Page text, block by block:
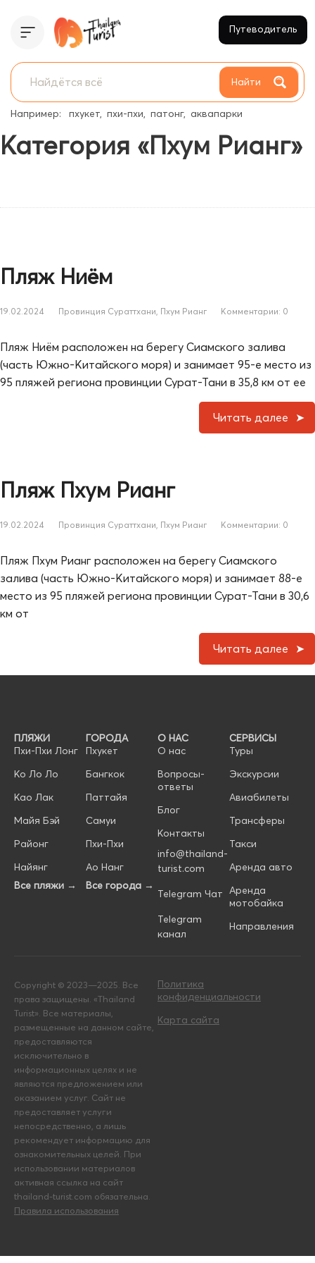
Найти
Например: пхукет пхи-пхи патонг аквапарки
Путеводитель
Категория «Пхум Рианг»
Пляж Ниём
19.02.2024 Провинция Сураттхани, Пхум Рианг Комментарии: 0
Пляж Ниём расположен на берегу Сиамского залива
(часть Южно-Китайского моря) и занимает 95-е место из
95 пляжей региона провинции Сурат-Тани в 35,8 км от ее
Читать далее
Пляж Пхум Рианг
19.02.2024 Провинция Сураттхани, Пхум Рианг Комментарии: 0
Пляж Пхум Рианг расположен на берегу Сиамского
залива (часть Южно-Китайского моря) и занимает 88-е
место из 95 пляжей региона провинции Сурат-Тани в 30,6
км от
Читать далее
ПЛЯЖИ
Пхи-Пхи Лонг
Ко Ло Ло
Као Лак
Майя Бэй
Районг
Найянг
Все пляжи →
ГОРОДА
Пхукет
Бангкок
Паттайя
Самуи
Пхи-Пхи
Ао Нанг
Все города →
О НАС
О нас
Вопросы-
ответы
Блог
Контакты
info@thailand-
turist.com
Telegram Чат
Telegram
канал
СЕРВИСЫ
Туры
Экскурсии
Авиабилеты
Трансферы
Такси
Аренда авто
Аренда
мотобайка
Направления
Copyright © 2023—2025. Все
права защищены. «Thailand
Turist». Все материалы,
размещенные на данном сайте,
предоставляются
исключительно в
информационных целях и не
являются предложением или
оказанием услуг. Сайт не
предоставляет услуги
непосредственно, а лишь
рекомендует информацию для
ознакомительных целей. При
использовании материалов
активная ссылка на сайт
thailand-turist.com обязательна.
Правила использования
Политика
конфиденциальности
Карта сайта